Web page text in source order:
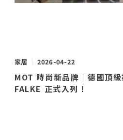
家居 2026-04-22
MOT 時尚新品牌｜德國頂
FALKE 正式入列！